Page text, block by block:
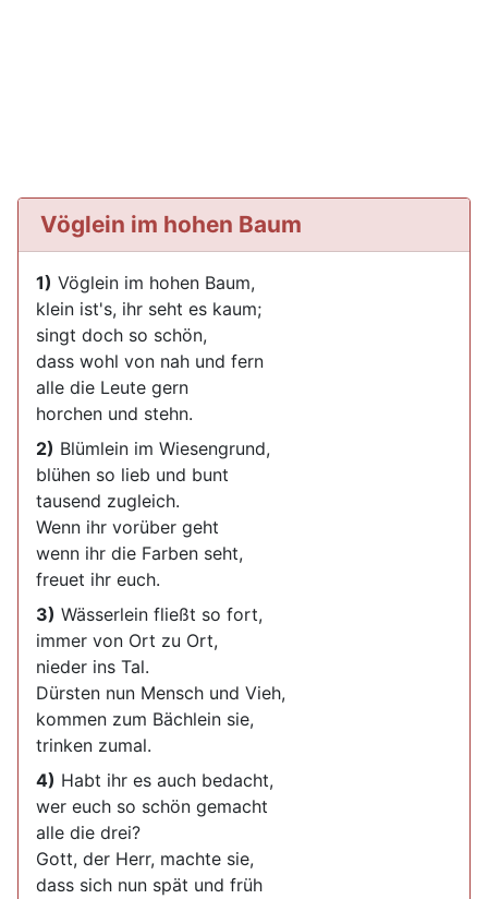
Vöglein im hohen Baum
1) Vöglein im hohen Baum,
klein ist's, ihr seht es kaum;
singt doch so schön,
dass wohl von nah und fern
alle die Leute gern
horchen und stehn.
2) Blümlein im Wiesengrund,
blühen so lieb und bunt
tausend zugleich.
Wenn ihr vorüber geht
wenn ihr die Farben seht,
freuet ihr euch.
3) Wässerlein fließt so fort,
immer von Ort zu Ort,
nieder ins Tal.
Dürsten nun Mensch und Vieh,
kommen zum Bächlein sie,
trinken zumal.
4) Habt ihr es auch bedacht,
wer euch so schön gemacht
alle die drei?
Gott, der Herr, machte sie,
dass sich nun spät und früh